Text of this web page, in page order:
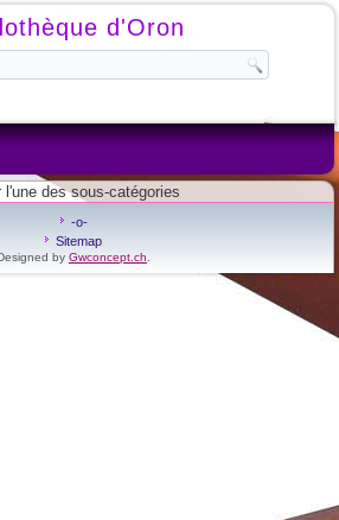
d'Oron
des sous-catégories
-o-
Sitemap
by Gwconcept.ch